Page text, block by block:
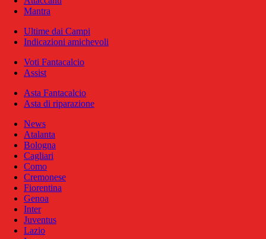
Mantra
Ultime dai Campi
Indicazioni amichevoli
Voti Fantacalcio
Assist
Asta Fantacalcio
Asta di riparazione
News
Atalanta
Bologna
Cagliari
Como
Cremonese
Fiorentina
Genoa
Inter
Juventus
Lazio